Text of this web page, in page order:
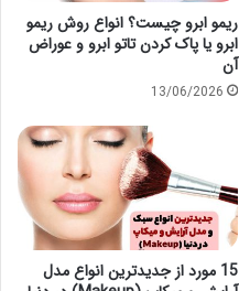
ریمو ابرو چیست؟ انواع روش ریمو
ابرو یا پاک کردن تاتو ابرو و عوراض
آن
13/06/2026
15 مورد از جدیدترین انواع مدل